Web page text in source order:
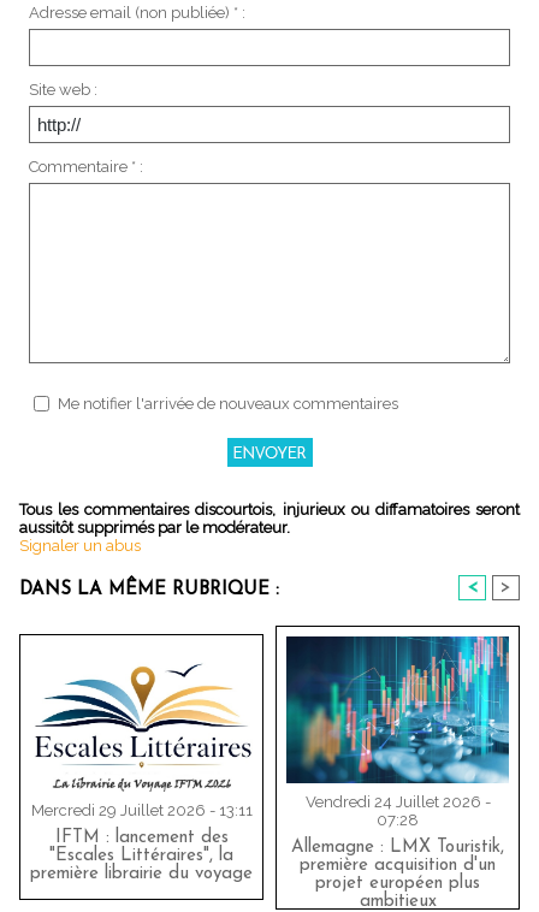
Adresse email (non publiée) * :
Site web :
Commentaire * :
Me notifier l'arrivée de nouveaux commentaires
Tous les commentaires discourtois, injurieux ou diffamatoires seront
aussitôt supprimés par le modérateur.
Signaler un abus
DANS LA MÊME RUBRIQUE : < >
Mercredi 29 Juillet 2026 - 13:11
IFTM : lancement des
"Escales Littéraires", la
première librairie du voyage
Vendredi 24 Juillet 2026 -
07:28
Allemagne : LMX Touristik,
première acquisition d'un
projet européen plus
ambitieux